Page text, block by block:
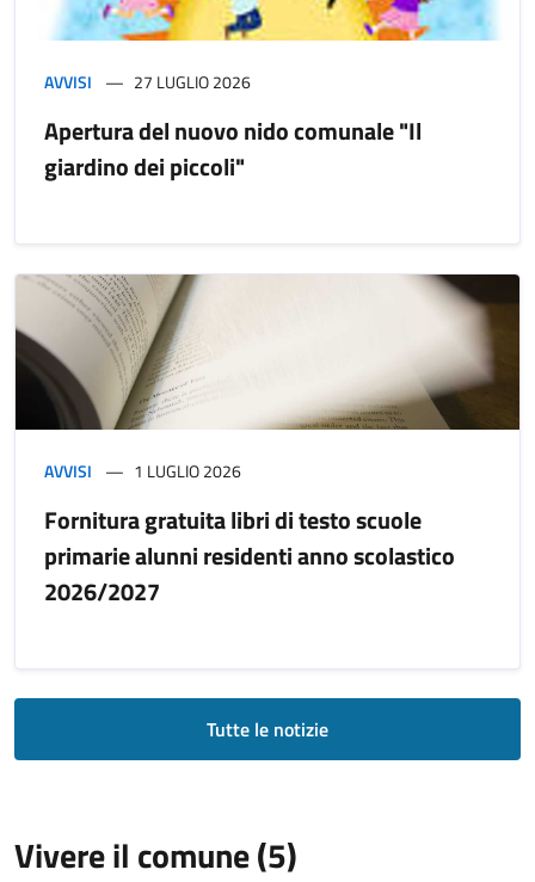
AVVISI 27 LUGLIO 2026
Apertura del nuovo nido comunale "Il
giardino dei piccoli"
AVVISI 1 LUGLIO 2026
Fornitura gratuita libri di testo scuole
primarie alunni residenti anno scolastico
2026/2027
Tutte le notizie
Vivere il comune (5)